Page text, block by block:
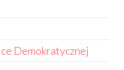
Demokratycznej